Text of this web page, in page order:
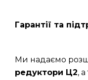
Гарантії та
Ми надаємо
редуктори Ц2,